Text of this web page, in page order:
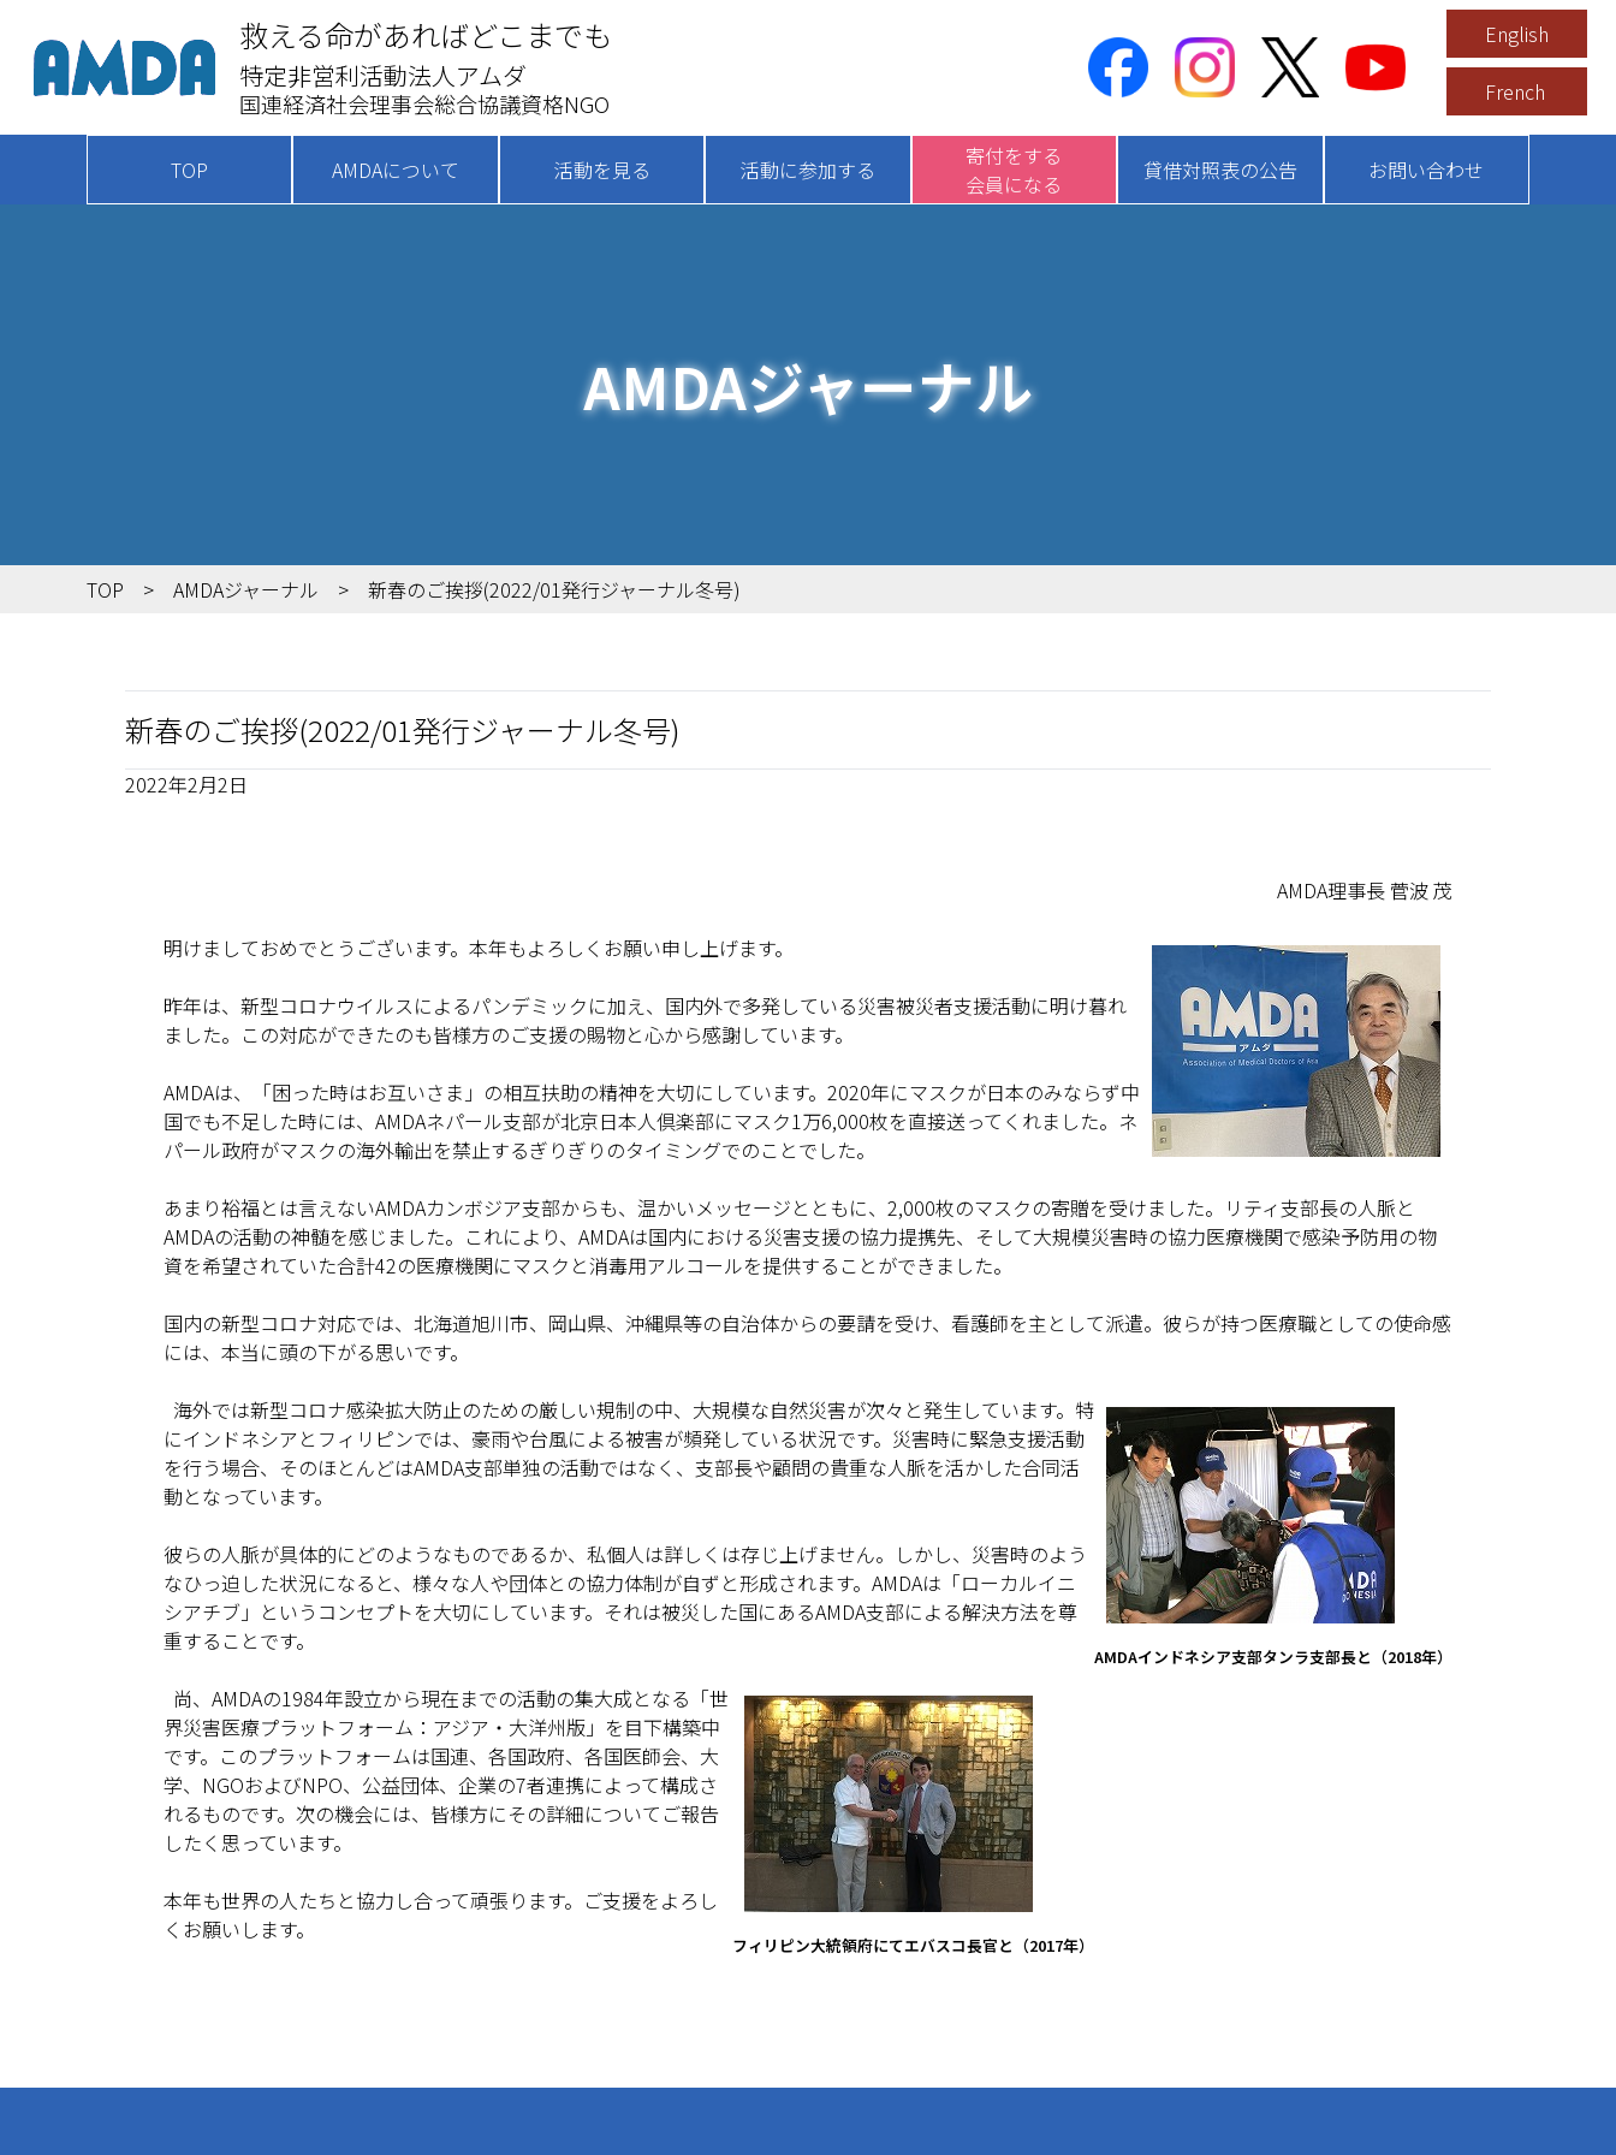
救える命があればどこまでも
特定非営利活動法人アムダ
国連経済社会理事会総合協議資格NGO
English
French
TOP AMDAについて 活動を見る 活動に参加する
寄付をする
会員になる
貸借対照表の公告 お問い合わせ
AMDAジャーナル
TOP AMDAジャーナル 新春のご挨拶(2022/01発行ジャーナル冬号)
新春のご挨拶(2022/01発行ジャーナル冬号)
2022年2月2日
AMDA理事長 菅波 茂
明けましておめでとうございます。本年もよろしくお願い申し上げます。
昨年は、新型コロナウイルスによるパンデミックに加え、国内外で多発している災害被災者支援活動に明け暮れ
ました。この対応ができたのも皆様方のご支援の賜物と心から感謝しています。
AMDAは、「困った時はお互いさま」の相互扶助の精神を大切にしています。2020年にマスクが日本のみならず中
国でも不足した時には、AMDAネパール支部が北京日本人倶楽部にマスク1万6,000枚を直接送ってくれました。ネ
パール政府がマスクの海外輸出を禁止するぎりぎりのタイミングでのことでした。
あまり裕福とは言えないAMDAカンボジア支部からも、温かいメッセージとともに、2,000枚のマスクの寄贈を受けました。リティ支部長の人脈と
AMDAの活動の神髄を感じました。これにより、AMDAは国内における災害支援の協力提携先、そして大規模災害時の協力医療機関で感染予防用の物
資を希望されていた合計42の医療機関にマスクと消毒用アルコールを提供することができました。
国内の新型コロナ対応では、北海道旭川市、岡山県、沖縄県等の自治体からの要請を受け、看護師を主として派遣。彼らが持つ医療職としての使命感
には、本当に頭の下がる思いです。
AMDAインドネシア支部タンラ支部長と（2018年）
海外では新型コロナ感染拡大防止のための厳しい規制の中、大規模な自然災害が次々と発生しています。特
にインドネシアとフィリピンでは、豪雨や台風による被害が頻発している状況です。災害時に緊急支援活動
を行う場合、そのほとんどはAMDA支部単独の活動ではなく、支部長や顧問の貴重な人脈を活かした合同活
動となっています。
彼らの人脈が具体的にどのようなものであるか、私個人は詳しくは存じ上げません。しかし、災害時のよう
なひっ迫した状況になると、様々な人や団体との協力体制が自ずと形成されます。AMDAは「ローカルイニ
シアチブ」というコンセプトを大切にしています。それは被災した国にあるAMDA支部による解決方法を尊
重することです。
フィリピン大統領府にてエバスコ長官と（2017年）
尚、AMDAの1984年設立から現在までの活動の集大成となる「世
界災害医療プラットフォーム：アジア・大洋州版」を目下構築中
です。このプラットフォームは国連、各国政府、各国医師会、大
学、NGOおよびNPO、公益団体、企業の7者連携によって構成さ
れるものです。次の機会には、皆様方にその詳細についてご報告
したく思っています。
本年も世界の人たちと協力し合って頑張ります。ご支援をよろし
くお願いします。